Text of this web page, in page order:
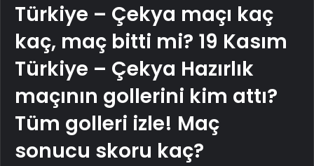
Türkiye – Çekya maçı kaç
kaç, maç bitti mi? 19 Kasım
Türkiye – Çekya Hazırlık
maçının gollerini kim attı?
Tüm golleri izle! Maç
sonucu skoru kaç?